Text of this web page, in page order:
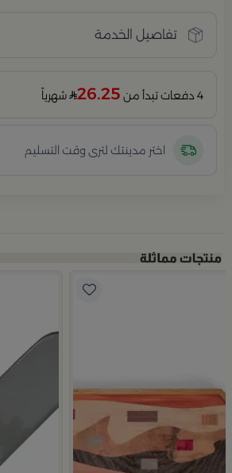
تفاصيل الخدمة
4 دفعات تبدأ من 26.25 شهرياً
اختر مدينتك لترى وقت التسليم